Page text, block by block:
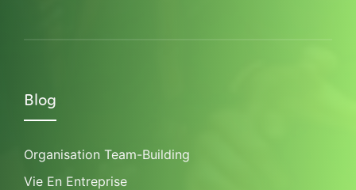
Blog
Organisation Team-Building
Vie En Entreprise